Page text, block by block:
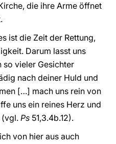
die ihre Arme öffnet
ist die Zeit der Rettung,
Darum lasst uns
so vieler Gesichter
nach deiner Huld und
[…] mach uns rein von
uns ein reines Herz und
(vgl. Ps 51,3.4b.12).
von hier aus auch